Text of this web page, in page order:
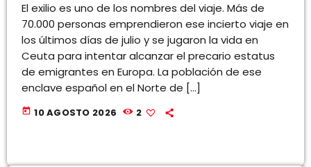
El exilio es uno de los nombres del viaje. Más de
70.000 personas emprendieron ese incierto viaje en
los últimos días de julio y se jugaron la vida en
Ceuta para intentar alcanzar el precario estatus
de emigrantes en Europa. La población de ese
enclave español en el Norte de […]
today 10 AGOSTO 2026 2